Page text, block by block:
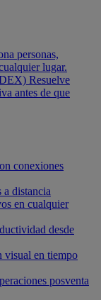
personas,
lugar.
Resuelve
antes de que
conexiones
distancia
en cualquier
desde
visual en tiempo
posventa